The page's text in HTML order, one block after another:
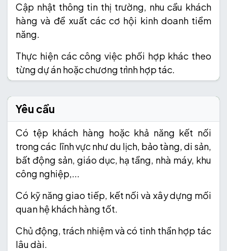
Cập nhật thông tin thị trường, nhu cầu khách
hàng và đề xuất các cơ hội kinh doanh tiềm
năng.
Thực hiện các công việc phối hợp khác theo
từng dự án hoặc chương trình hợp tác.
Yêu cầu
Có tệp khách hàng hoặc khả năng kết nối
trong các lĩnh vực như du lịch, bảo tàng, di sản,
bất động sản, giáo dục, hạ tầng, nhà máy, khu
công nghiệp,...
Có kỹ năng giao tiếp, kết nối và xây dựng mối
quan hệ khách hàng tốt.
Chủ động, trách nhiệm và có tinh thần hợp tác
lâu dài.